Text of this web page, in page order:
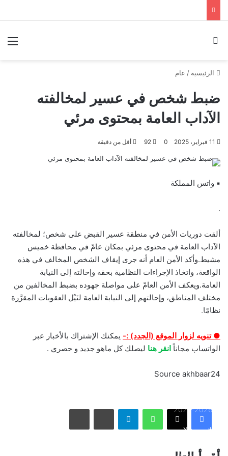
الرئيسية / عام
ضبط شخص في عسير لمخالفته
الآداب العامة بمحتوى مرئي
11 فبراير، 2025 0
92 أقل من دقيقة
▪︎ واتس المملكة
.
ألقت دوريات الأمن في منطقة عسير القبض على شخص؛ لمخالفته
الآداب العامة في محتوى مرئي بمكان عامّ في محافظة خميس
مشيط.وأكد الأمن العام أنه جرى إيقاف الشخص المخالف في هذه
الواقعة، واتخاذ الإجراءات النظامية بحقه وإحالته إلى النيابة
العامة.ويعكف الأمن العامّ على مواصلة جهوده بضبط المخالفين من
مختلف المناطق، وإحالتهم إلى النيابة العامة لنَيْل العقوبات المقرَّرة
نظامًا.
● تنويه لزوار الموقع (الجدد) :- يمكنك الإشتراك بالأخبار عبر
الواتساب مجاناًانقر هنا ليصلك كل ماهو جديد و حصري .
Source akhbaar24
فيسبوك X
واتساب تيلقرام مشاركة عبر البريد طباعة
بالصور: 800 متر من الرعب في بامبلونا.. ثيران هائجة تسحق
المغامرين ولن تصدق ما يحدث في «حلبة الموت»!
ثنائية بيلينغهام القاتلة تقود إنجلترا لعبور النرويج إلى نصف نهائي
أمريكا تشنّ الجولة الثالثة من ضرباتها الجوية على إيران رداً على
2026-2027
«المرشد الإيراني» يشعل العالم